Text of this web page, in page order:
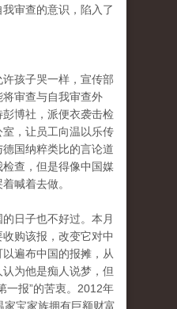
审查的意识，陷入了
孩子哭一样，宣传部
审查与自我审查外
博社，派便衣袭击检
，让员工向温以乐传
国纳粹类比的言论道
查，但是得像中国媒
喊着去做。
的日子也不好过。本月
购该报，改变它对中
遍布中国的报摊，从
为他是痴人说梦，但
一报”的苦衷。2012年
家宝家族拥有巨额财富